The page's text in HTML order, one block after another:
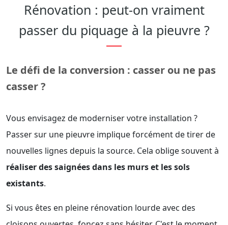
Rénovation : peut-on vraiment
passer du piquage à la pieuvre ?
Le défi de la conversion : casser ou ne pas
casser ?
Vous envisagez de moderniser votre installation ?
Passer sur une pieuvre implique forcément de tirer de
nouvelles lignes depuis la source. Cela oblige souvent à
réaliser des saignées dans les murs et les sols
existants.
Si vous êtes en pleine rénovation lourde avec des